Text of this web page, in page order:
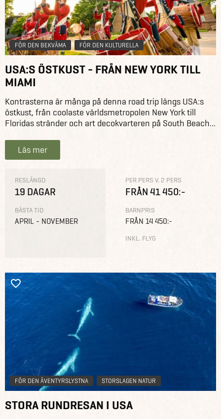
FÖR DEN BEKVÄMA FÖR DEN KULTURELLA
USA:S ÖSTKUST - FRÅN NEW YORK TILL
MIAMI
Kontrasterna är många på denna road trip längs USA:s
östkust, från coolaste världsmetropolen New York till
Floridas stränder och art decokvarteren på South Beach...
Läs mer
RESLÄNGD
19 DAGAR
BÄSTA TID
APRIL - NOVEMBER
PER PERS V. 2 PERS
FRÅN 41 450:-
BARNPRIS
FRÅN 14 450:-
INKL. FLYG
FÖR DEN ÄVENTYRSLYSTNA STORSLAGEN NATUR
STORA RUNDRESAN I USA